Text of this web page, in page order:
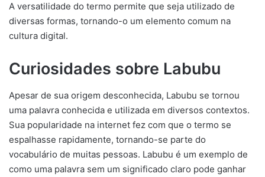
A versatilidade do termo permite que seja utilizado de
diversas formas, tornando-o um elemento comum na
cultura digital.
Curiosidades sobre Labubu
Apesar de sua origem desconhecida, Labubu se tornou
uma palavra conhecida e utilizada em diversos contextos.
Sua popularidade na internet fez com que o termo se
espalhasse rapidamente, tornando-se parte do
vocabulário de muitas pessoas. Labubu é um exemplo de
como uma palavra sem um significado claro pode ganhar